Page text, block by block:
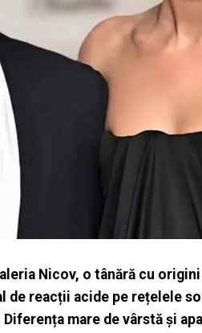
Nicov, o tânără cu origini
de reacții acide pe rețelele
mare de vârstă și